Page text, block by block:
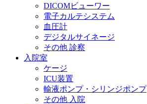
DICOMビューワー
電子カルテシステム
血圧計
デジタルサイネージ
その他 診察
入院室
ケージ
ICU装置
輸液ポンプ・シリンジポンプ
その他 入院